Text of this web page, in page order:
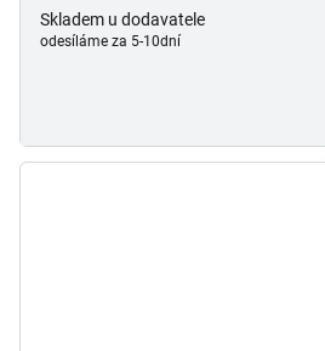
Skladem u dodavatele
odesíláme za 5-10dní